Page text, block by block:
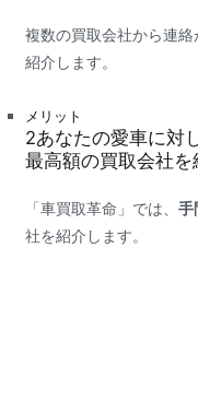
複数の買取会社から連絡
紹介します。
メリット
2あなたの愛車に対
最高額の買取会社を
「車買取革命」では、手
社を紹介します。